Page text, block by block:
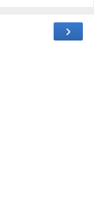
›